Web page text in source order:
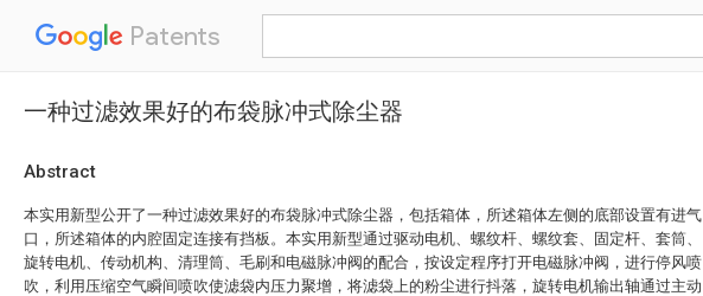
Patents
一种过滤效果好的布袋脉冲式除尘器
Abstract
本实用新型公开了一种过滤效果好的布袋脉冲式除尘器，包括箱体，所述箱体左侧的底部设置有进气
口，所述箱体的内腔固定连接有挡板。本实用新型通过驱动电机、螺纹杆、螺纹套、固定杆、套筒、
旋转电机、传动机构、清理筒、毛刷和电磁脉冲阀的配合，按设定程序打开电磁脉冲阀，进行停风喷
吹，利用压缩空气瞬间喷吹使滤袋内压力聚增，将滤袋上的粉尘进行抖落，旋转电机输出轴通过主动